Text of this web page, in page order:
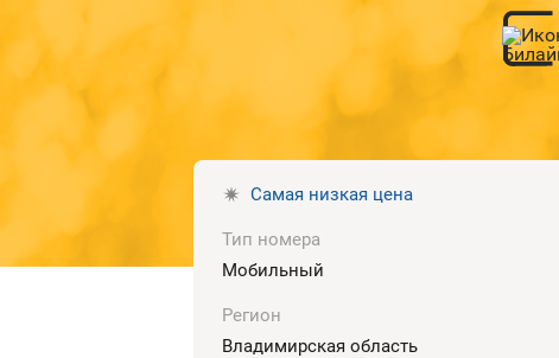
Самая низкая цена
Тип номера
Мобильный
Регион
Владимирская область